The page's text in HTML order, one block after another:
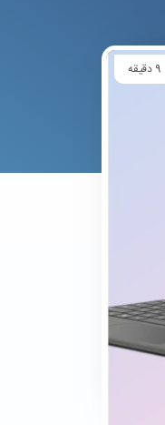
9 دقیقه